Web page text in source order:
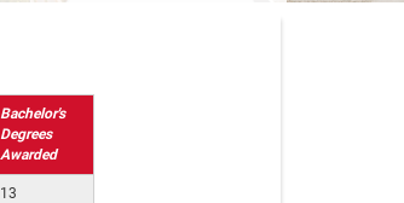
Bachelor's
Degrees
Awarded
13